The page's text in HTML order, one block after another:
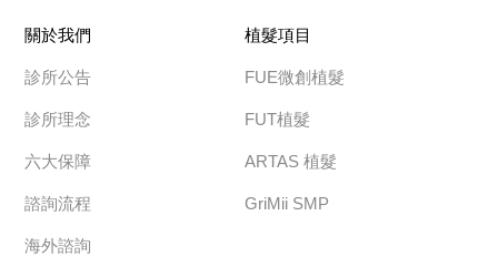
關於我們
診所公告
診所理念
六大保障
諮詢流程
海外諮詢
植髮項目
FUE微創植髮
FUT植髮
ARTAS 植髮
GriMii SMP